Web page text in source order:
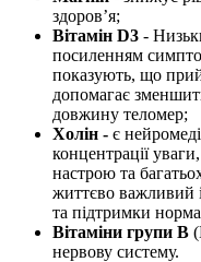
здоров’я;
Вітамін D3 -
посиленням
показують, що
допомагає
довжину теломер;
Холін - є
концентрації
настрою та
життєво важливий
та підтримки
Вітаміни групи В
нервову систему.